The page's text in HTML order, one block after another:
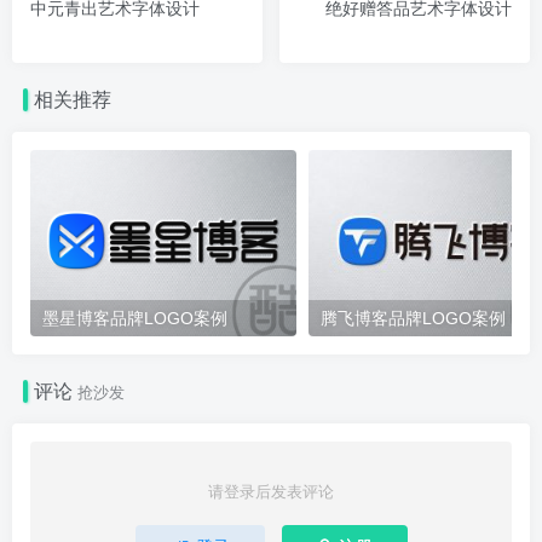
中元青出艺术字体设计 绝好赠答品艺术字体设计
相关推荐
墨星博客品牌LOGO案例 腾飞博客品牌LOGO案例
评论抢沙发
请登录后发表评论